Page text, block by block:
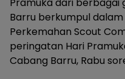
Barru berkumpul
Perkemahan Scout
peringatan Hari
Cabang Barru, Rabu